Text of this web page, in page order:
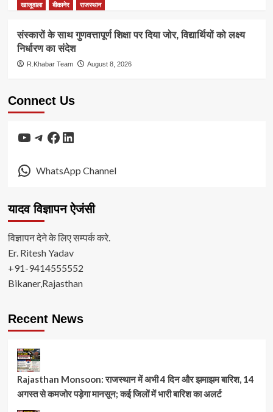
खाजूवाला बीकानेर राजस्थान
संस्कारों के साथ गुणवत्तापूर्ण शिक्षा पर दिया जोर, विद्यार्थियों को लक्ष्य
निर्धारण का संदेश
R.Khabar Team August 8, 2026
Connect Us
YouTube
Telegram
Facebook
LinkedIn
WhatsApp Channel
यादव विज्ञापन ऐजंसी
विज्ञापन देने के लिए सम्पर्क करे.
Er. Ritesh Yadav
+91-9414555552
Bikaner,Rajasthan
Recent News
Rajasthan Monsoon: राजस्थान में अभी 4 दिन और झमाझम बारिश, 14
अगस्त से कमजोर पड़ेगा मानसून; कई जिलों में भारी बारिश का अलर्ट